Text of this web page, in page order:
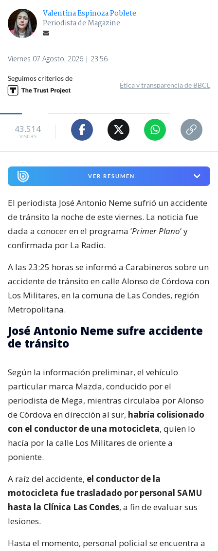
Valentina Espinoza Poblete
Periodista de Magazine
Viernes 07 Agosto, 2026 | 23:56
Seguimos criterios de
Ética y transparencia de BBCL
43.514
visitas
VER RESUMEN
El periodista José Antonio Neme sufrió un accidente
de tránsito la noche de este viernes. La noticia fue
dada a conocer en el programa ‘Primer Plano‘ y
confirmada por La Radio.
A las 23:25 horas se informó a Carabineros sobre un
accidente de tránsito en calle Alonso de Córdova con
Los Militares, en la comuna de Las Condes, región
Metropolitana.
José Antonio Neme sufre accidente
de tránsito
Según la información preliminar, el vehículo
particular marca Mazda, conducido por el
periodista de Mega, mientras circulaba por Alonso
de Córdova en dirección al sur, habría colisionado
con el conductor de una motocicleta, quien lo
hacía por la calle Los Militares de oriente a
poniente.
A raíz del accidente, el conductor de la
motocicleta fue trasladado por personal SAMU
hasta la Clínica Las Condes, a fin de evaluar sus
lesiones.
Hasta el momento, personal policial se encuentra a